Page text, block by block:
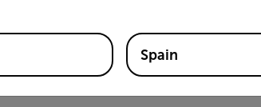
Spain